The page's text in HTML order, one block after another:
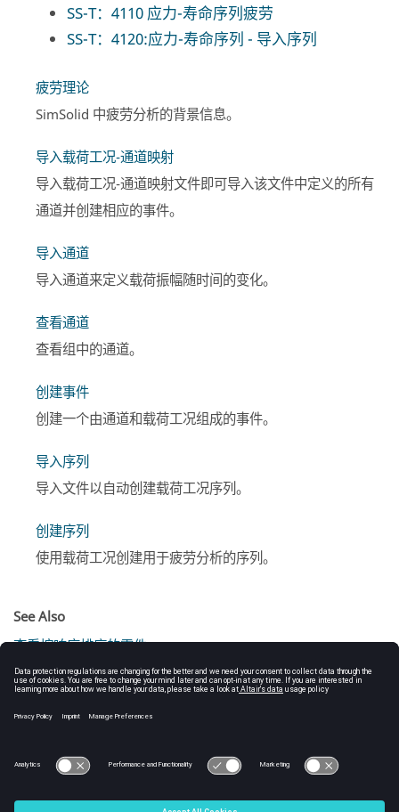
SS-T：4110 应力-寿命序列疲劳
SS-T：4120:应力-寿命序列 - 导入序列
疲劳理论
SimSolid 中疲劳分析的背景信息。
导入载荷工况-通道映射
导入载荷工况-通道映射文件即可导入该文件中定义的所有
通道并创建相应的事件。
导入通道
导入通道来定义载荷振幅随时间的变化。
查看通道
查看组中的通道。
创建事件
创建一个由通道和载荷工况组成的事件。
导入序列
导入文件以自动创建载荷工况序列。
创建序列
使用载荷工况创建用于疲劳分析的序列。
See Also
查看按响应排序的零件
Strain-life (EN) Fatigue Video
Seam Weld Fatigue Video
© 2025 Altair Engineering, Inc. All Rights Reserved.
Intellectual Property Rights Notice|Technical Support|Cookie